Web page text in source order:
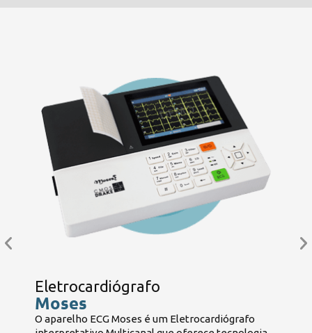
Eletrocardiógrafo
Moses
O aparelho ECG Moses é um Eletrocardiógrafo